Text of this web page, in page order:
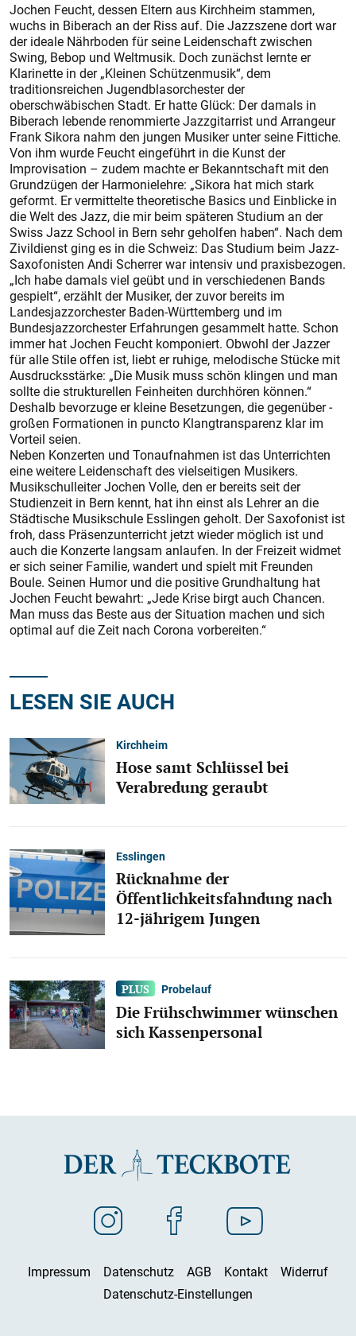
Jochen Feucht, dessen Eltern aus Kirchheim stammen,
wuchs in Biberach an der Riss auf. Die Jazzszene dort war
der ­ideale Nährboden für seine Leidenschaft zwischen
Swing, Bebop und Weltmusik. Doch zunächst lernte er
Klarinette in der „Kleinen Schützenmusik“, dem
traditionsreichen Jugendblasorchester der
oberschwäbischen Stadt. Er hatte Glück: Der damals in
Bibe­rach lebende renommierte Jazz­gitarrist und Arrangeur
Frank Sikora nahm den jungen Musiker unter seine Fittiche.
Von ihm ­wurde Feucht eingeführt in die Kunst der
Improvisation – zudem machte er Bekanntschaft mit den
Grundzügen der Harmonielehre: „Sikora hat mich stark
geformt. Er vermittelte theoretische Basics und Einblicke in
die Welt des Jazz, die mir beim späteren Studium an der
Swiss Jazz School in Bern sehr geholfen haben“. Nach dem
Zivildienst ging es in die Schweiz: Das Studium beim Jazz-
Saxofonisten Andi Scherrer war intensiv und praxisbezogen.
„Ich habe damals viel geübt und in verschiedenen Bands
gespielt“, erzählt der Musiker, der zuvor bereits im
Landesjazzorchester Baden-Württemberg und im
Bundesjazzorchester Erfahrungen gesammelt hatte. Schon
immer hat Jochen Feucht komponiert. Obwohl der Jazzer
für alle Stile offen ist, liebt er ruhige, melodische Stücke mit
Ausdrucksstärke: „Die Musik muss schön klingen und man
sollte die strukturellen Feinheiten durchhören können.“
Deshalb bevorzuge er kleine Besetzungen, die gegenüber ­
großen Formationen in puncto Klangtransparenz klar im
Vorteil seien.
Neben Konzerten und Tonaufnahmen ist das Unterrichten
eine weitere Leidenschaft des vielseitigen Musikers.
Musikschulleiter Jochen Volle, den er bereits seit der
Studienzeit in Bern kennt, hat ihn einst als Lehrer an die
Städtische Musikschule Esslingen geholt. Der Saxofonist ist
froh, dass Präsenzunterricht jetzt wieder möglich ist und
auch die Konzerte langsam anlaufen. In der ­Freizeit widmet
er sich seiner Familie, wandert und spielt mit ­Freunden
Boule. Seinen Humor und die positive ­Grundhaltung hat
Jochen Feucht bewahrt: „Jede Krise birgt auch Chancen.
Man muss das ­Bes­te aus der Situation machen und sich
optimal auf die Zeit nach ­Corona vorbereiten.“
LESEN SIE AUCH
Kirchheim
Hose samt Schlüssel bei
Verabredung geraubt
Esslingen
Rücknahme der
Öffentlichkeitsfahndung nach
12-jährigem Jungen
Probelauf
Die Frühschwimmer wünschen
sich Kassenpersonal
Impressum Datenschutz AGB Kontakt
Widerruf
Datenschutz-Einstellungen